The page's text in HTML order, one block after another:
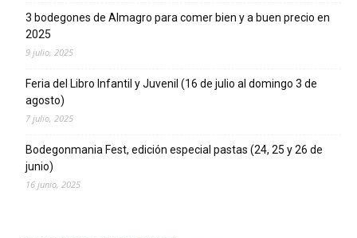
3 bodegones de Almagro para comer bien y a buen precio en
2025
9 julio, 2025
Feria del Libro Infantil y Juvenil (16 de julio al domingo 3 de
agosto)
7 julio, 2025
Bodegonmania Fest, edición especial pastas (24, 25 y 26 de
junio)
16 junio, 2025